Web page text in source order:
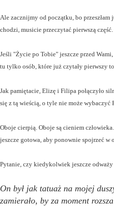
Ale zacznijmy od początku, bo
chodzi, musicie przeczytać pierwszą
Jeśli "Życie po Tobie" jeszcze przed
tu tylko osób, które już czytały pierwszy
Jak pamiętacie, Elizę i Filipa połączyło
się z tą wieścią, o tyle nie może
Oboje cierpią. Oboje są cieniem
jeszcze gotowa, aby ponownie spojrzeć w
Pytanie, czy kiedykolwiek jeszcze
On był jak tatuaż na mojej
zamierało, by za moment